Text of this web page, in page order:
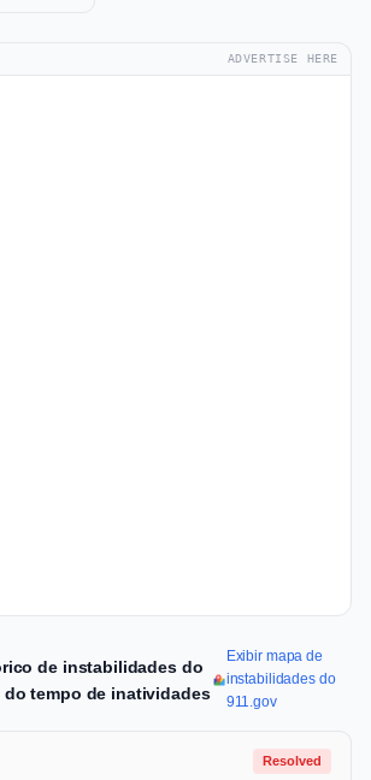
ADVERTISE HERE
de instabilidades do
tempo de inatividades
Exibir mapa de
instabilidades do
911.gov
Resolved